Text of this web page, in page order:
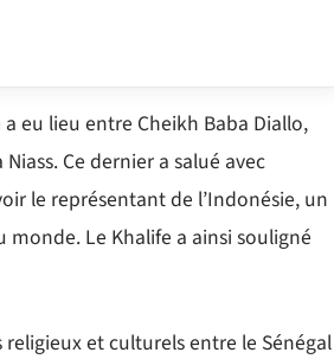
eu lieu entre Cheikh Baba Diallo,
Ce dernier a salué avec
le représentant de l’Indonésie, un
Le Khalife a ainsi souligné
et culturels entre le Sénégal